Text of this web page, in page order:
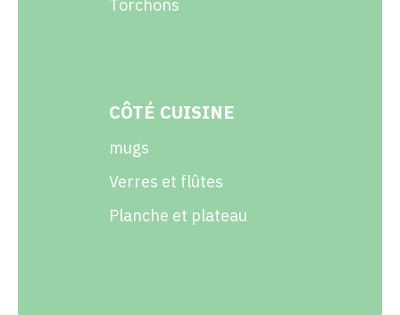
Torchons
CÔTÉ CUISINE
mugs
Verres et flûtes
Planche et plateau